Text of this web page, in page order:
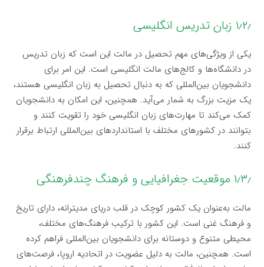
۱٫۲٫ زبان تدریس انگلیسی
یکی از ویژگی‌های مهم تحصیل در مالت این است که زبان تدریس
در دانشگاه‌ها و کالج‌های مالت انگلیسی است. این امر برای
دانشجویان بین‌المللی که به دنبال تحصیل به زبان انگلیسی هستند،
یک مزیت بزرگ به شمار می‌آید. همچنین، این امکان به دانشجویان
کمک می‌کند تا مهارت‌های زبان انگلیسی خود را تقویت کنند و
بتوانند در کشورهای مختلف با استانداردهای بین‌المللی ارتباط برقرار
کنند.
۱٫۳٫ موقعیت جغرافیایی و فرهنگ چندفرهنگی
مالت به‌عنوان یک کشور کوچک در قلب دریای مدیترانه، دارای تاریخ
و فرهنگ غنی است. این کشور با ترکیب فرهنگ‌های مختلف،
محیطی متنوع و دوستانه برای دانشجویان بین‌المللی فراهم کرده
است. همچنین، مالت به دلیل عضویت در اتحادیه اروپا، فرصت‌های